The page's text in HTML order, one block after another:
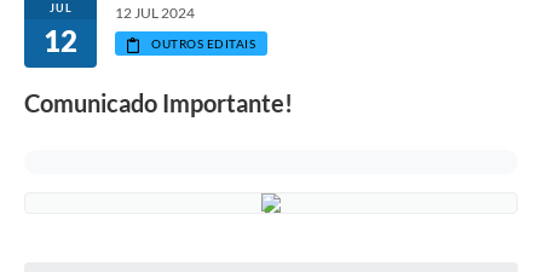
JUL
12
12 JUL 2024
OUTROS EDITAIS
Comunicado Importante!